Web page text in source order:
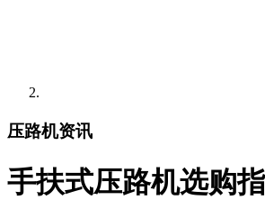
压路机资讯
手扶式压路机选购